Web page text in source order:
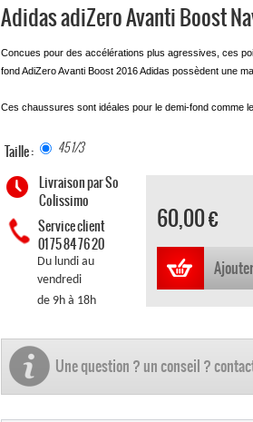
Adidas adiZero Avanti Boost
Concues pour des accélérations plus agressives, ces
fond AdiZero Avanti Boost 2016 Adidas possèdent une
Ces chaussures sont idéales pour le demi-fond comme
Taille : 45 1/3
Livraison par So
Colissimo
Service client
01 75 84 76 20
Du lundi au
vendredi
de 9h à 18h
60,00 €
Une question ? un conseil ?